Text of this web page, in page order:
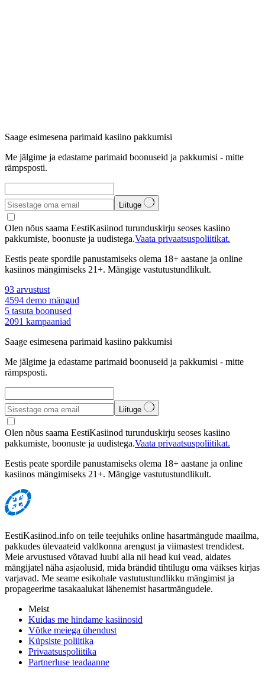
Saage esimesena parimaid kasiino pakkumisi
Me jälgime ja edastame parimaid boonuseid ja pakkumisi - mitte
rämpsposti.
Liituge
Olen nõus saama EestiKasiinod turunduskirju seoses kasiino
pakkumiste, boonuste ja uudistega.Vaata privaatsuspoliitikat.
Eestis peate spordile panustamiseks olema 18+ aastane ja online
kasiinos mängimiseks 21+. Mängige vastutustundlikult.
93 arvustust
4594 demo mängud
5 tasuta boonused
2091 kampaaniad
Saage esimesena parimaid kasiino pakkumisi
Me jälgime ja edastame parimaid boonuseid ja pakkumisi - mitte
rämpsposti.
Liituge
Olen nõus saama EestiKasiinod turunduskirju seoses kasiino
pakkumiste, boonuste ja uudistega.Vaata privaatsuspoliitikat.
Eestis peate spordile panustamiseks olema 18+ aastane ja online
kasiinos mängimiseks 21+. Mängige vastutustundlikult.
EestiKasiinod.info on teile teejuhiks online hasartmängude maailma,
pakkudes ülevaateid valdkonna arengust ja viimastest trendidest.
Meie arvustused võtavad luubi alla nii head kui vead, aidates
mängijatel näha asjaolusid, mida brändid tihtilugu oma väikses kirjas
varjavad. Me seame esikohale vastutustundlikku mängimist ja
propageerime tasakaalukat lähenemist hasartmängudele.
Meist
Kuidas me hindame kasiinosid
Võtke meiega ühendust
Küpsiste poliitika
Privaatsuspoliitika
Partnerluse teadaanne